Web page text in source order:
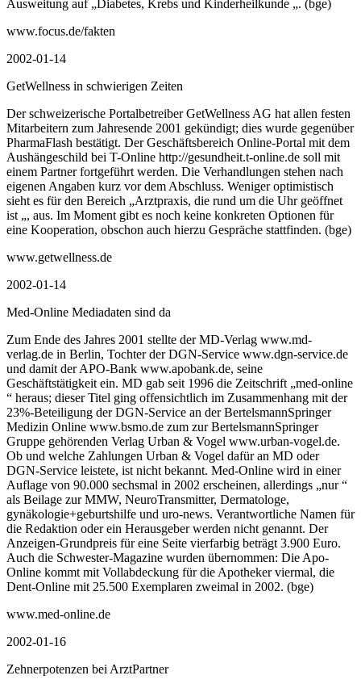
Ausweitung auf „Diabetes, Krebs und Kinderheilkunde „. (bge)
www.focus.de/fakten
2002-01-14
GetWellness in schwierigen Zeiten
Der schweizerische Portalbetreiber GetWellness AG hat allen festen
Mitarbeitern zum Jahresende 2001 gekündigt; dies wurde gegenüber
PharmaFlash bestätigt. Der Geschäftsbereich Online-Portal mit dem
Aushängeschild bei T-Online http://gesundheit.t-online.de soll mit
einem Partner fortgeführt werden. Die Verhandlungen stehen nach
eigenen Angaben kurz vor dem Abschluss. Weniger optimistisch
sieht es für den Bereich „Arztpraxis, die rund um die Uhr geöffnet
ist „, aus. Im Moment gibt es noch keine konkreten Optionen für
eine Kooperation, obschon auch hierzu Gespräche stattfinden. (bge)
www.getwellness.de
2002-01-14
Med-Online Mediadaten sind da
Zum Ende des Jahres 2001 stellte der MD-Verlag www.md-
verlag.de in Berlin, Tochter der DGN-Service www.dgn-service.de
und damit der APO-Bank www.apobank.de, seine
Geschäftstätigkeit ein. MD gab seit 1996 die Zeitschrift „med-online
“ heraus; dieser Titel ging offensichtlich im Zusammenhang mit der
23%-Beteiligung der DGN-Service an der BertelsmannSpringer
Medizin Online www.bsmo.de zum zur BertelsmannSpringer
Gruppe gehörenden Verlag Urban & Vogel www.urban-vogel.de.
Ob und welche Zahlungen Urban & Vogel dafür an MD oder
DGN-Service leistete, ist nicht bekannt. Med-Online wird in einer
Auflage von 90.000 sechsmal in 2002 erscheinen, allerdings „nur “
als Beilage zur MMW, NeuroTransmitter, Dermatologe,
gynäkologie+geburtshilfe und uro-news. Verantwortliche Namen für
die Redaktion oder ein Herausgeber werden nicht genannt. Der
Anzeigen-Grundpreis für eine Seite vierfarbig beträgt 3.900 Euro.
Auch die Schwester-Magazine wurden übernommen: Die Apo-
Online kommt mit Vollabdeckung für die Apotheker viermal, die
Dent-Online mit 25.500 Exemplaren zweimal in 2002. (bge)
www.med-online.de
2002-01-16
Zehnerpotenzen bei ArztPartner